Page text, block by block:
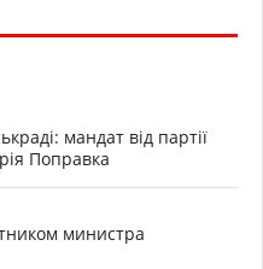
мандат від партії
Поправка
министра